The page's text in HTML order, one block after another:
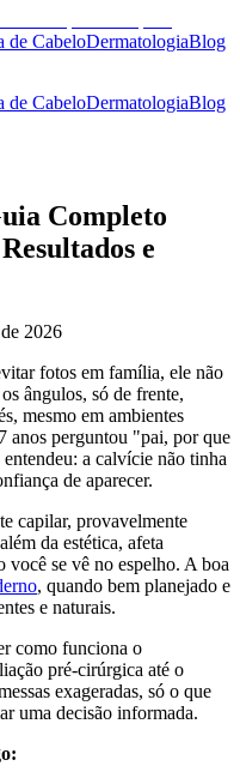
de CabeloDermatologiaBlog
de CabeloDermatologiaBlog
Completo
e
2026
fotos em família, ele não
ângulos, só de frente,
mesmo em ambientes
anos perguntou "pai, por que
a calvície não tinha
de aparecer.
capilar, provavelmente
da estética, afeta
você se vê no espelho. A boa
, quando bem planejado e
e naturais.
como funciona o
pré-cirúrgica até o
exageradas, só o que
uma decisão informada.